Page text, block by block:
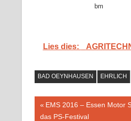
bm
Lies dies:
BAD OEYNHAUSEN EHRLICH
Vorheriger
Beitrag:
EMS 2016 – Essen Motor
das PS-Festival